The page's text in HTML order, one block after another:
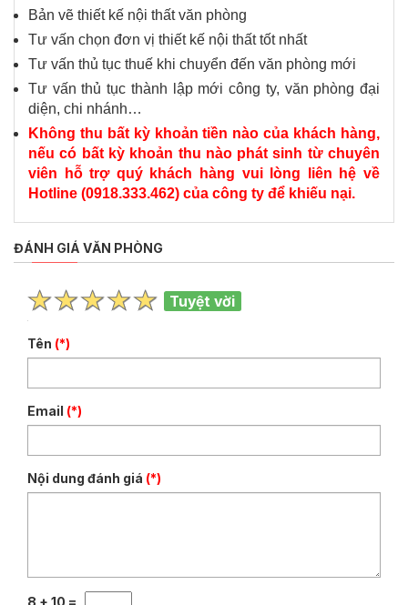
Bản vẽ thiết kế nội thất văn phòng
Tư vấn chọn đơn vị thiết kế nội thất tốt nhất
Tư vấn thủ tục thuế khi chuyển đến văn phòng mới
Tư vấn thủ tục thành lập mới công ty, văn phòng đại
diện, chi nhánh…
Không thu bất kỳ khoản tiền nào của khách hàng,
nếu có bất kỳ khoản thu nào phát sinh từ chuyên
viên hỗ trợ quý khách hàng vui lòng liên hệ về
Hotline (0918.333.462) của công ty để khiếu nại.
ĐÁNH GIÁ VĂN PHÒNG
Tuyệt vời
Tên (*)
Email (*)
Nội dung đánh giá (*)
8 + 10 =